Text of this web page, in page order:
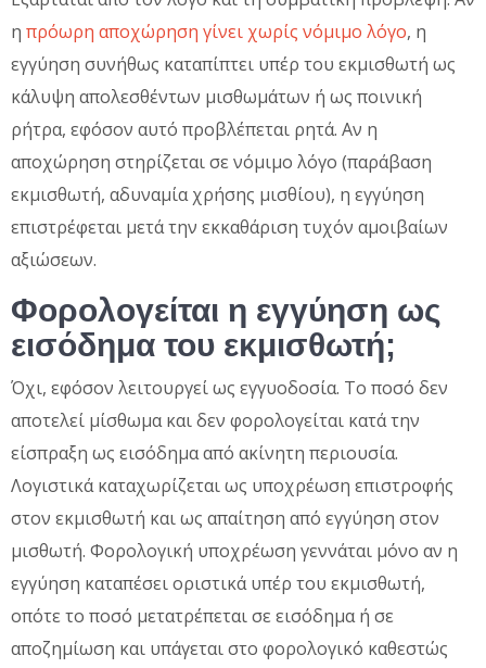
η πρόωρη αποχώρηση γίνει χωρίς νόμιμο λόγο, η
εγγύηση συνήθως καταπίπτει υπέρ του εκμισθωτή ως
κάλυψη απολεσθέντων μισθωμάτων ή ως ποινική
ρήτρα, εφόσον αυτό προβλέπεται ρητά. Αν η
αποχώρηση στηρίζεται σε νόμιμο λόγο (παράβαση
εκμισθωτή, αδυναμία χρήσης μισθίου), η εγγύηση
επιστρέφεται μετά την εκκαθάριση τυχόν αμοιβαίων
αξιώσεων.
Φορολογείται η εγγύηση ως
εισόδημα του εκμισθωτή;
Όχι, εφόσον λειτουργεί ως εγγυοδοσία. Το ποσό δεν
αποτελεί μίσθωμα και δεν φορολογείται κατά την
είσπραξη ως εισόδημα από ακίνητη περιουσία.
Λογιστικά καταχωρίζεται ως υποχρέωση επιστροφής
στον εκμισθωτή και ως απαίτηση από εγγύηση στον
μισθωτή. Φορολογική υποχρέωση γεννάται μόνο αν η
εγγύηση καταπέσει οριστικά υπέρ του εκμισθωτή,
οπότε το ποσό μετατρέπεται σε εισόδημα ή σε
αποζημίωση και υπάγεται στο φορολογικό καθεστώς